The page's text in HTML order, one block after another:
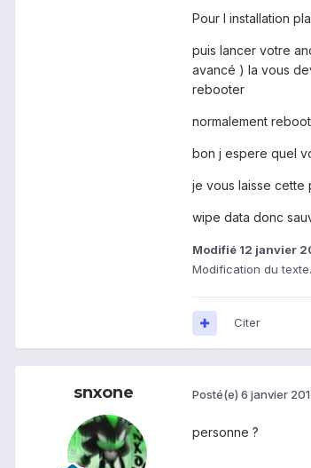
Pour l installation
puis lancer votre
avancé ) la vous
rebooter
normalement
bon j espere quel
je vous laisse cette
wipe data donc
Modifié 12 janvier
Modification du texte.
Citer
snxone Posté(e) 6 janvier
personne ?